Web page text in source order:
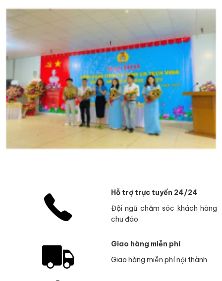
Hỗ trợ trực tuyến 24/24
Đội ngũ chăm sóc khách hàng
chu đáo
Giao hàng miễn phí
Giao hàng miễn phí nội thành